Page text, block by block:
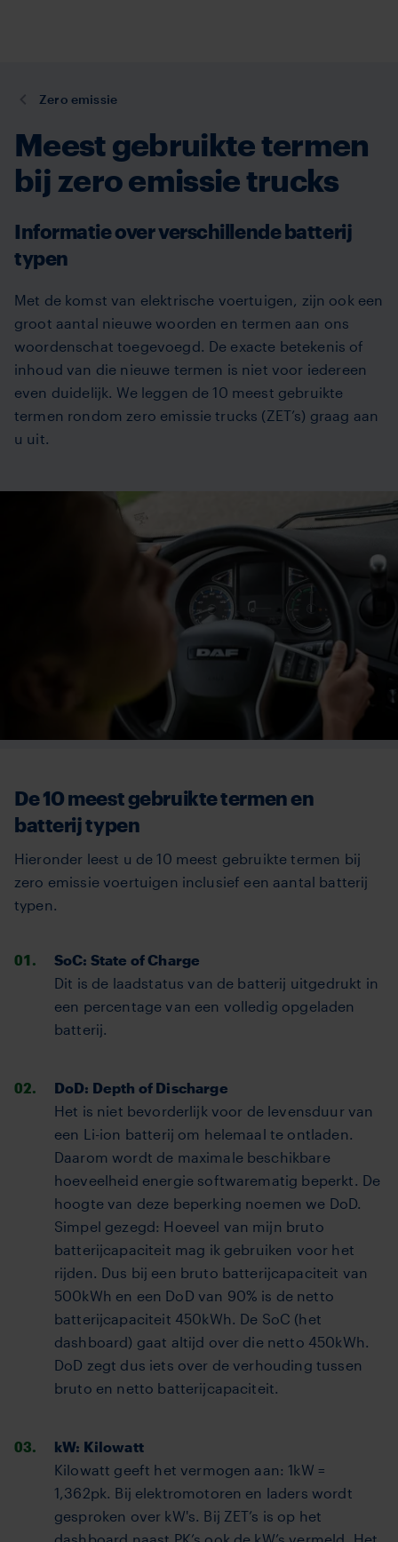
inhoud
U
hier:
Zero emissie
Meest gebruikte termen
bij zero emissie trucks
Informatie over verschillende batterij
typen
Met de komst van elektrische voertuigen, zijn ook een
groot aantal nieuwe woorden en termen aan ons
woordenschat toegevoegd. De exacte betekenis of
inhoud van die nieuwe termen is niet voor iedereen
even duidelijk. We leggen de 10 meest gebruikte
termen rondom zero emissie trucks (ZET’s) graag aan
u uit.
De 10 meest gebruikte termen en
batterij typen
Hieronder leest u de 10 meest gebruikte termen bij
zero emissie voertuigen inclusief een aantal batterij
typen.
SoC: State of Charge
Dit is de laadstatus van de batterij uitgedrukt in
een percentage van een volledig opgeladen
batterij.
DoD: Depth of Discharge
Het is niet bevorderlijk voor de levensduur van
een Li-ion batterij om helemaal te ontladen.
Daarom wordt de maximale beschikbare
hoeveelheid energie softwarematig beperkt. De
hoogte van deze beperking noemen we DoD.
Simpel gezegd: Hoeveel van mijn bruto
batterijcapaciteit mag ik gebruiken voor het
rijden. Dus bij een bruto batterijcapaciteit van
500kWh en een DoD van 90% is de netto
batterijcapaciteit 450kWh. De SoC (het
dashboard) gaat altijd over die netto 450kWh.
DoD zegt dus iets over de verhouding tussen
bruto en netto batterijcapaciteit.
kW: Kilowatt
Kilowatt geeft het vermogen aan: 1kW =
1,362pk. Bij elektromotoren en laders wordt
gesproken over kW's. Bij ZET’s is op het